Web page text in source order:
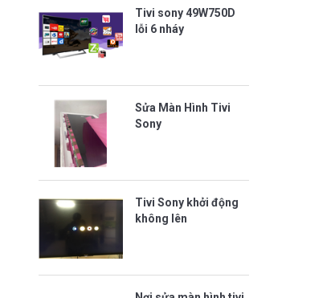
Tivi sony 49W750D
lỗi 6 nháy
Sửa Màn Hình Tivi
Sony
Tivi Sony khởi động
không lên